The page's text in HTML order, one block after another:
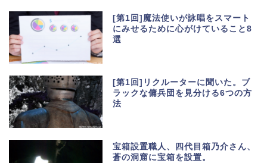
[第1回]魔法使いが詠唱をスマート
にみせるために心がけていること8
選
[第1回]リクルーターに聞いた。ブ
ラックな傭兵団を見分ける6つの方
法
宝箱設置職人、四代目箱乃介さん、
蒼の洞窟に宝箱を設置。